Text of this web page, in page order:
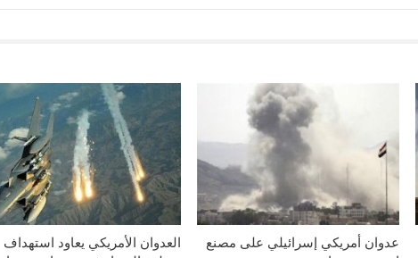
عدوان أمريكي إسرائيلي على مصنع
العدوان الأمريكي يعاود استهداف